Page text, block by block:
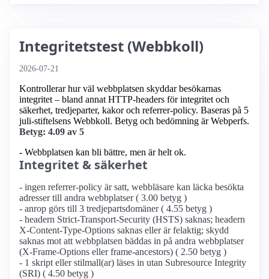
Integritetstest (Webbkoll)
2026-07-21
Kontrollerar hur väl webbplatsen skyddar besökarnas
integritet – bland annat HTTP-headers för integritet och
säkerhet, tredjeparter, kakor och referrer-policy. Baseras på 5
juli-stiftelsens Webbkoll. Betyg och bedömning är Webperfs.
Betyg: 4.09 av 5
- Webbplatsen kan bli bättre, men är helt ok.
Integritet & säkerhet
- ingen referrer-policy är satt, webbläsare kan läcka besökta
adresser till andra webbplatser ( 3.00 betyg )
- anrop görs till 3 tredjepartsdomäner ( 4.55 betyg )
- headern Strict-Transport-Security (HSTS) saknas; headern
X-Content-Type-Options saknas eller är felaktig; skydd
saknas mot att webbplatsen bäddas in på andra webbplatser
(X-Frame-Options eller frame-ancestors) ( 2.50 betyg )
- 1 skript eller stilmall(ar) läses in utan Subresource Integrity
(SRI) ( 4.50 betyg )